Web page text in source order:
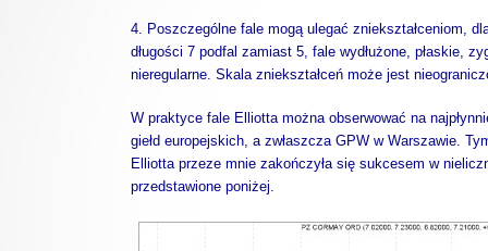
4. Poszczególne fale mogą ulegać zniekształceniom,
długości 7 podfal zamiast 5, fale wydłużone, płaskie,
nieregularne. Skala zniekształceń może jest
W praktyce fale Elliotta można obserwować na
giełd europejskich, a zwłaszcza GPW w Warszawie.
Elliotta przeze mnie zakończyła się sukcesem w
przedstawione poniżej.